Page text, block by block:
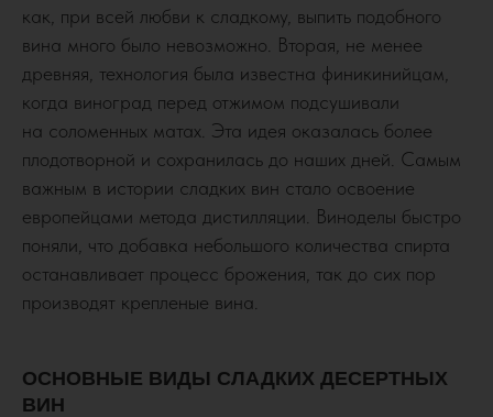
как, при всей любви к сладкому, выпить подобного
вина много было невозможно. Вторая, не менее
древняя, технология была известна финикинийцам,
когда виноград перед отжимом подсушивали
на соломенных матах. Эта идея оказалась более
плодотворной и сохранилась до наших дней. Самым
важным в истории сладких вин стало освоение
европейцами метода дистилляции. Виноделы быстро
поняли, что добавка небольшого количества спирта
останавливает процесс брожения, так до сих пор
производят крепленые вина.
ОСНОВНЫЕ ВИДЫ СЛАДКИХ ДЕСЕРТНЫХ
ВИН